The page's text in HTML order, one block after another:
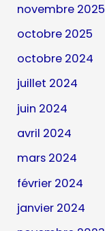
novembre 2025
octobre 2025
octobre 2024
juillet 2024
juin 2024
avril 2024
mars 2024
février 2024
janvier 2024